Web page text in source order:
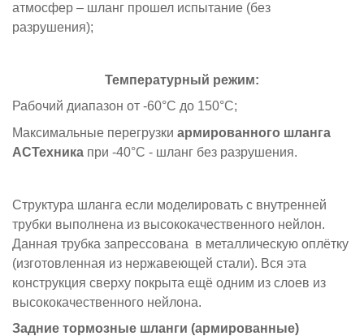
атмосфер – шланг прошел испытание (без
разрушения);
Температурный режим:
Рабочий диапазон от -60°C до 150°C;
Максимальные перегрузки армированного шланга
АСТехника при -40°C - шланг без разрушения.
Структура шланга если моделировать с внутренней
трубки выполнена из высококачественного нейлон.
Данная трубка запрессована в металлическую оплётку
(изготовленная из нержавеющей стали). Вся эта
конструкция сверху покрыта ещё одним из слоев из
высококачественного нейлона.
Задние тормозные шланги (армированные)